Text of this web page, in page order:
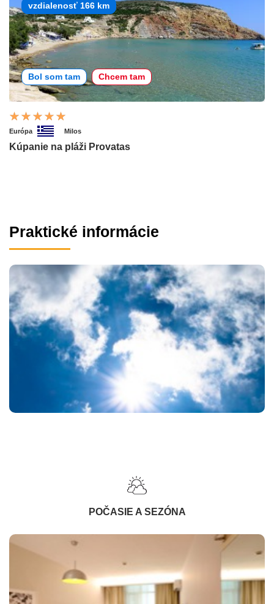
vzdialenosť 166 km
Bol som tam Chcem tam
Európa Milos
Kúpanie na pláži Provatas
Praktické informácie
POČASIE A SEZÓNA